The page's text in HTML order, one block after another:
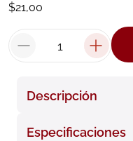
$21,00
Descripción
Especificaciones
cerave
7. megacistin
roche posay